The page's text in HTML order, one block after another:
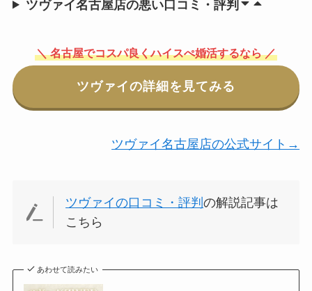
ツヴァイ名古屋店の悪い口コミ・評判
＼ 名古屋でコスパ良くハイスぺ婚活するなら ／
ツヴァイの詳細を見てみる
ツヴァイ名古屋店の公式サイト→
ツヴァイの口コミ・評判の解説記事は
こちら
あわせて読みたい